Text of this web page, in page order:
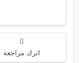
اترك مراجعة